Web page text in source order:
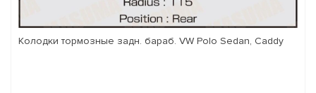
Колодки тормозные задн. бараб. VW Polo Sedan, Caddy